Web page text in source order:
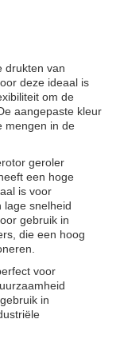
drukten van
deze ideaal is
om de
aangepaste kleur
mengen in de
geroler
een hoge
is voor
lage snelheid
gebruik in
die een hoog
voor
in